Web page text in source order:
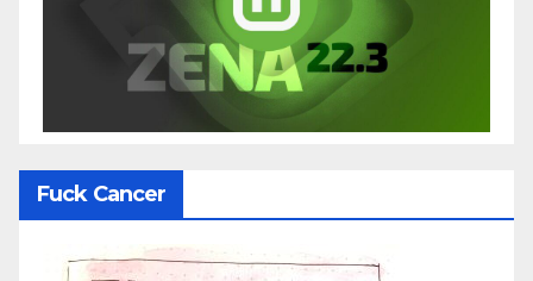
Fuck Cancer